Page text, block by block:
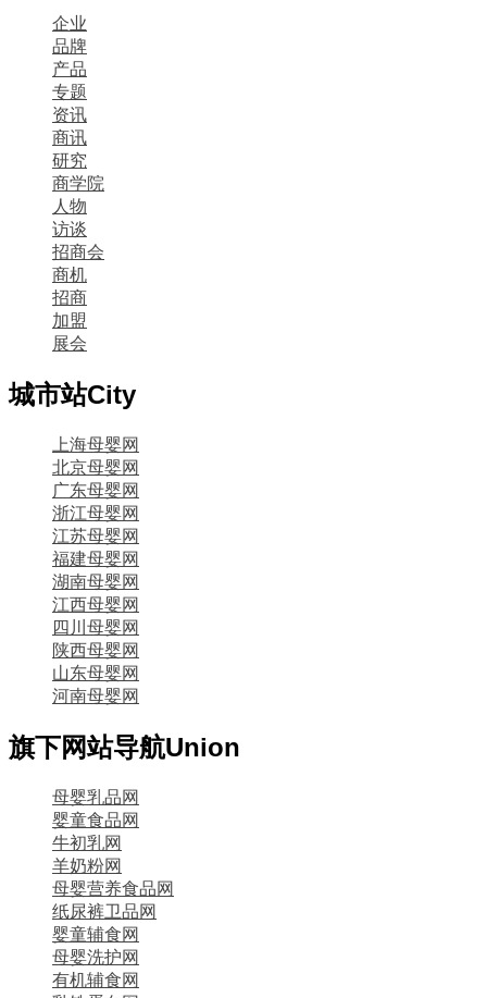
企业
品牌
产品
专题
资讯
商讯
研究
商学院
人物
访谈
招商会
商机
招商
加盟
展会
城市站City
上海母婴网
北京母婴网
广东母婴网
浙江母婴网
江苏母婴网
福建母婴网
湖南母婴网
江西母婴网
四川母婴网
陕西母婴网
山东母婴网
河南母婴网
旗下网站导航Union
母婴乳品网
婴童食品网
牛初乳网
羊奶粉网
母婴营养食品网
纸尿裤卫品网
婴童辅食网
母婴洗护网
有机辅食网